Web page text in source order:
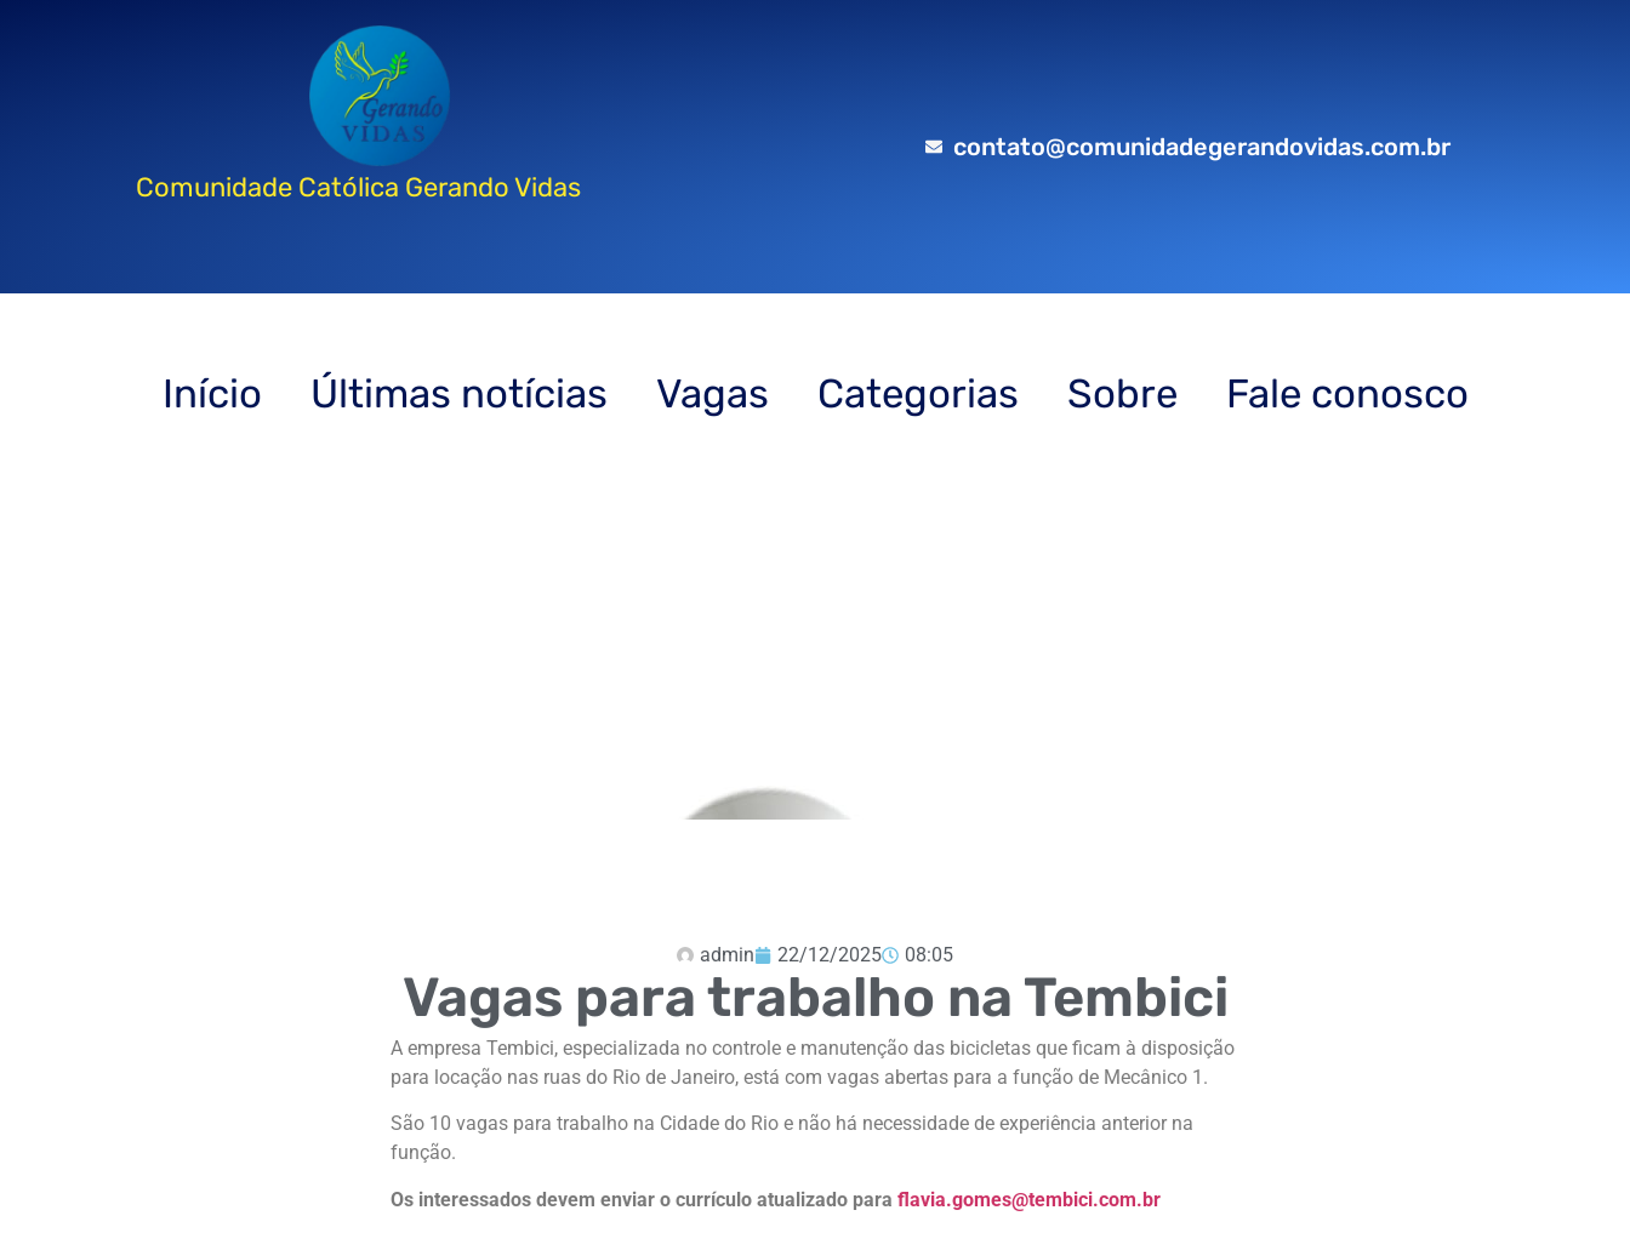
Comunidade Católica Gerando Vidas
contato@comunidadegerandovidas.com.br
Início Últimas notícias Vagas Categorias Sobre Fale conosco
admin 22/12/2025 08:05
Vagas para trabalho na Tembici
A empresa Tembici, especializada no controle e manutenção das bicicletas que ficam à disposição
para locação nas ruas do Rio de Janeiro, está com vagas abertas para a função de Mecânico 1.
São 10 vagas para trabalho na Cidade do Rio e não há necessidade de experiência anterior na
função.
Os interessados devem enviar o currículo atualizado para flavia.gomes@tembici.com.br